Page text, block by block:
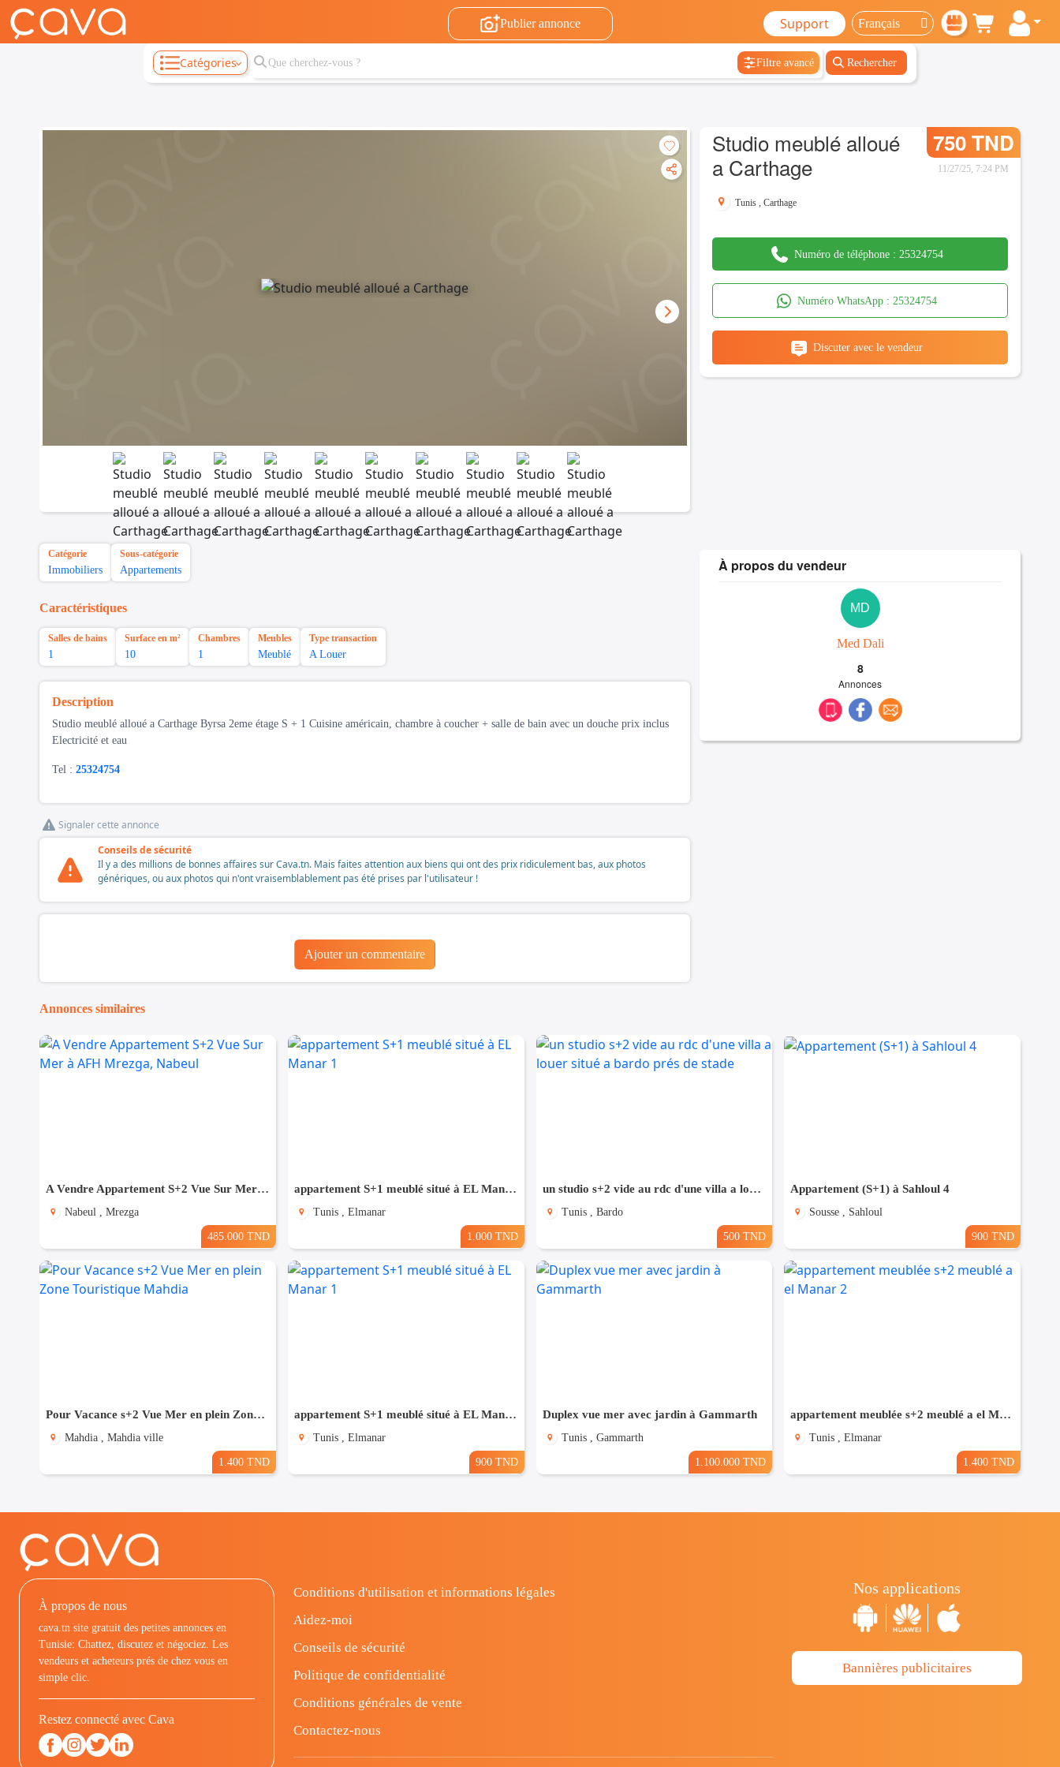
Publier annonce Support
Catégories Filtre avancé Rechercher
Studio meublé alloué
a Carthage
750 TND
11/27/25, 7:24 PM
Tunis ,Carthage
Numéro de téléphone : 25324754
Numéro WhatsApp :25324754
Discuter avec le vendeur
Catégorie
Immobiliers
Sous-catégorie
Appartements
Caractéristiques
Salles de bains
1
Surface en m²
10
Chambres
1
Meubles
Meublé
Type transaction
A Louer
Description
Studio meublé alloué a Carthage Byrsa 2eme étage S + 1 Cuisine américain, chambre à coucher + salle de bain avec un douche prix inclus
Electricité et eau
Tel : 25324754
Signaler cette annonce
Conseils de sécurité
Il y a des millions de bonnes affaires sur Cava.tn. Mais faites attention aux biens qui ont des prix ridiculement bas, aux photos
génériques, ou aux photos qui n'ont vraisemblablement pas été prises par l'utilisateur !
Ajouter un commentaire
À propos du vendeur
MD
Med Dali
8
Annonces
Annonces similaires
A Vendre Appartement S+2 Vue Sur Mer à AFH Mrezga, Nabeul
Nabeul , Mrezga
485.000 TND
appartement S+1 meublé situé à EL Manar 1
Tunis , Elmanar
1.000 TND
un studio s+2 vide au rdc d'une villa a louer situé a bardo prés de stade
Tunis , Bardo
500 TND
Appartement (S+1) à Sahloul 4
Sousse , Sahloul
900 TND
Pour Vacance s+2 Vue Mer en plein Zone Touristique Mahdia
Mahdia , Mahdia ville
1.400 TND
appartement S+1 meublé situé à EL Manar 1
Tunis , Elmanar
900 TND
Duplex vue mer avec jardin à Gammarth
Tunis , Gammarth
1.100.000 TND
appartement meublée s+2 meublé a el Manar 2
Tunis , Elmanar
1.400 TND
À propos de nous
cava.tn site gratuit des petites annonces en
Tunisie: Chattez, discutez et négociez. Les
vendeurs et acheteurs prés de chez vous en
simple clic.
Restez connecté avec Cava
Conditions d'utilisation et informations légales
Aidez-moi
Conseils de sécurité
Politique de confidentialité
Conditions générales de vente
Contactez-nous
Nos applications
Bannières publicitaires